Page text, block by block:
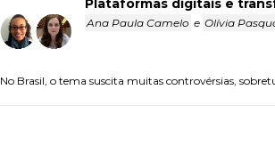
Plataformas digitais e
Ana Paula Camelo e Olívia
No Brasil, o tema suscita muitas controvérsias,